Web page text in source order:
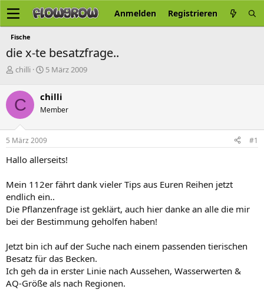
Anmelden Registrieren
Fische
die x-te besatzfrage..
E
s
t
e
l
l
e
chilli
E
t
e
l
t
m
5 März 2009
C chilli
Member
5 März 2009 #1
Hallo allerseits!
Mein 112er fährt dank vieler Tips aus Euren Reihen jetzt
endlich ein..
Die Pflanzenfrage ist geklärt, auch hier danke an alle die mir
bei der Bestimmung geholfen haben!
Jetzt bin ich auf der Suche nach einem passenden tierischen
Besatz für das Becken.
Ich geh da in erster Linie nach Aussehen, Wasserwerten &
AQ-Größe als nach Regionen.